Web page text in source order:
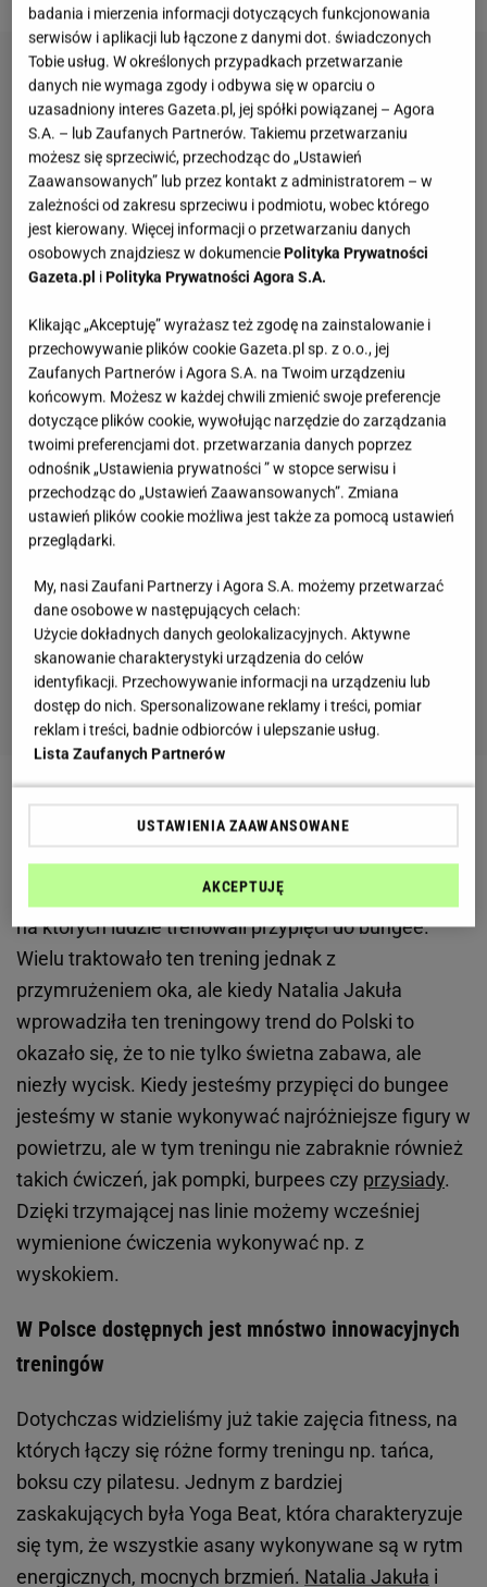
Natalia Jakuła wprowadziła Bungee fitness do
Polski
W sieci w zeszłym roku krążyło mnóstwo filmików,
na których ludzie trenowali przypięci do bungee.
Wielu traktowało ten trening jednak z
przymrużeniem oka, ale kiedy Natalia Jakuła
wprowadziła ten treningowy trend do Polski to
okazało się, że to nie tylko świetna zabawa, ale
niezły wycisk. Kiedy jesteśmy przypięci do bungee
jesteśmy w stanie wykonywać najróżniejsze figury w
powietrzu, ale w tym treningu nie zabraknie również
takich ćwiczeń, jak pompki, burpees czy przysiady.
Dzięki trzymającej nas linie możemy wcześniej
wymienione ćwiczenia wykonywać np. z
wyskokiem.
W Polsce dostępnych jest mnóstwo innowacyjnych
treningów
Dotychczas widzieliśmy już takie zajęcia fitness, na
których łączy się różne formy treningu np. tańca,
boksu czy pilatesu. Jednym z bardziej
zaskakujących była Yoga Beat, która charakteryzuje
się tym, że wszystkie asany wykonywane są w rytm
energicznych, mocnych brzmień. Natalia Jakuła i
badania i mierzenia informacji dotyczących funkcjonowania
serwisów i aplikacji lub łączone z danymi dot. świadczonych
Tobie usług. W określonych przypadkach przetwarzanie
danych nie wymaga zgody i odbywa się w oparciu o
uzasadniony interes Gazeta.pl, jej spółki powiązanej – Agora
S.A. – lub Zaufanych Partnerów. Takiemu przetwarzaniu
możesz się sprzeciwić, przechodząc do „Ustawień
Zaawansowanych” lub przez kontakt z administratorem – w
zależności od zakresu sprzeciwu i podmiotu, wobec którego
jest kierowany. Więcej informacji o przetwarzaniu danych
osobowych znajdziesz w dokumencie Polityka Prywatności
Gazeta.pl i Polityka Prywatności Agora S.A.
Klikając „Akceptuję” wyrażasz też zgodę na zainstalowanie i
przechowywanie plików cookie Gazeta.pl sp. z o.o., jej
Zaufanych Partnerów i Agora S.A. na Twoim urządzeniu
końcowym. Możesz w każdej chwili zmienić swoje preferencje
dotyczące plików cookie, wywołując narzędzie do zarządzania
twoimi preferencjami dot. przetwarzania danych poprzez
odnośnik „Ustawienia prywatności ” w stopce serwisu i
przechodząc do „Ustawień Zaawansowanych”. Zmiana
ustawień plików cookie możliwa jest także za pomocą ustawień
przeglądarki.
My, nasi Zaufani Partnerzy i Agora S.A. możemy przetwarzać
dane osobowe w następujących celach:
Użycie dokładnych danych geolokalizacyjnych. Aktywne
skanowanie charakterystyki urządzenia do celów
identyfikacji. Przechowywanie informacji na urządzeniu lub
dostęp do nich. Spersonalizowane reklamy i treści, pomiar
reklam i treści, badnie odbiorców i ulepszanie usług.
Lista Zaufanych Partnerów
USTAWIENIA ZAAWANSOWANE
AKCEPTUJĘ